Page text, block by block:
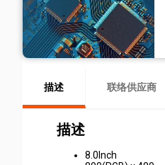
描述 联络供应商
描述
8.0Inch